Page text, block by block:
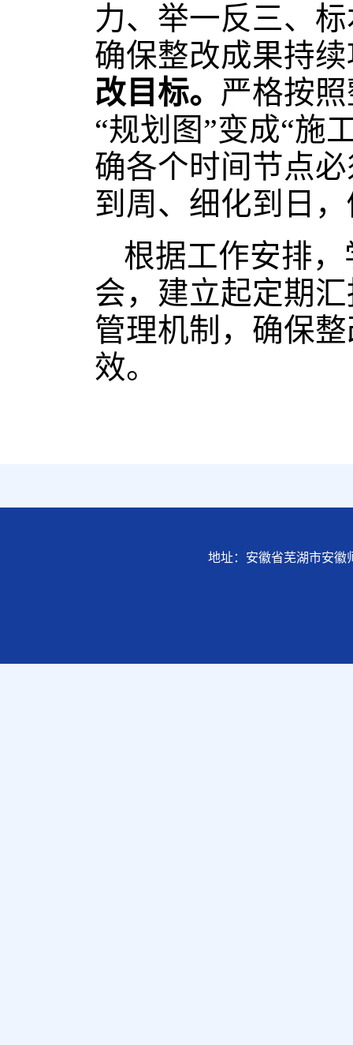
力、举一反三、
确保整改成果持
改目标。 严格按
“规划图”变成“施
确各个时间节点
到周、细化到日
根据工作安排
会，建立起定期
管理机制，确保
效。
地址：安徽省芜湖市